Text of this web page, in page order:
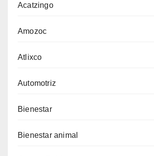
Acatzingo
Amozoc
Atlixco
Automotriz
Bienestar
Bienestar animal